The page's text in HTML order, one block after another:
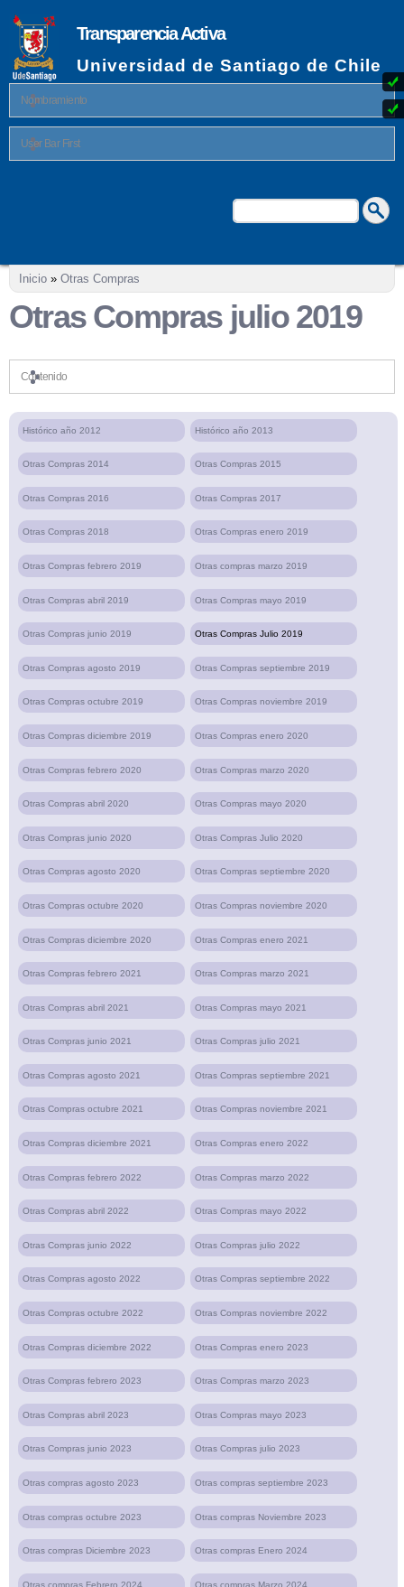
contenido
principal
Transparencia Activa
Universidad de Santiago de Chile
Nombramiento
User Bar First
Formulario de búsqueda
Buscar
Se encuentra usted aquí
Inicio » Otras Compras
Otras Compras julio 2019
Contenido
Histórico año 2012 Histórico año 2013
Otras Compras 2014 Otras Compras 2015
Otras Compras 2016 Otras Compras 2017
Otras Compras 2018 Otras Compras enero 2019
Otras Compras febrero 2019 Otras compras marzo 2019
Otras Compras abril 2019 Otras Compras mayo 2019
Otras Compras junio 2019 Otras Compras Julio 2019
Otras Compras agosto 2019 Otras Compras septiembre 2019
Otras Compras octubre 2019 Otras Compras noviembre 2019
Otras Compras diciembre 2019 Otras Compras enero 2020
Otras Compras febrero 2020 Otras Compras marzo 2020
Otras Compras abril 2020 Otras Compras mayo 2020
Otras Compras junio 2020 Otras Compras Julio 2020
Otras Compras agosto 2020 Otras Compras septiembre 2020
Otras Compras octubre 2020 Otras Compras noviembre 2020
Otras Compras diciembre 2020 Otras Compras enero 2021
Otras Compras febrero 2021 Otras Compras marzo 2021
Otras Compras abril 2021 Otras Compras mayo 2021
Otras Compras junio 2021 Otras Compras julio 2021
Otras Compras agosto 2021 Otras Compras septiembre 2021
Otras Compras octubre 2021 Otras Compras noviembre 2021
Otras Compras diciembre 2021 Otras Compras enero 2022
Otras Compras febrero 2022 Otras Compras marzo 2022
Otras Compras abril 2022 Otras Compras mayo 2022
Otras Compras junio 2022 Otras Compras julio 2022
Otras Compras agosto 2022 Otras Compras septiembre 2022
Otras Compras octubre 2022 Otras Compras noviembre 2022
Otras Compras diciembre 2022 Otras Compras enero 2023
Otras Compras febrero 2023 Otras Compras marzo 2023
Otras Compras abril 2023 Otras Compras mayo 2023
Otras Compras junio 2023 Otras Compras julio 2023
Otras compras agosto 2023 Otras compras septiembre 2023
Otras compras octubre 2023 Otras compras Noviembre 2023
Otras compras Diciembre 2023 Otras compras Enero 2024
Otras compras Febrero 2024 Otras compras Marzo 2024